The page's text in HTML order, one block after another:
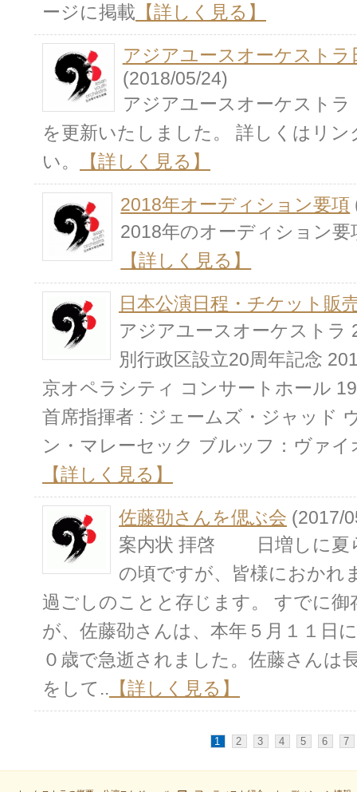
ージに掲載 【詳しく見る】
アジアユースオーケストラ
(2018/05/24)
アジアユースオーケストラ
を更新いたしました。 詳しくはリ
い。
【詳しく見る】
2018年オーディション要項
2018年のオーディション
【詳しく見る】
日本公演日程・チケット販
アジアユースオーケストラ
別行政区設立20周年記念
京オペラシティ コンサートホール
首席指揮者 : ジェームズ・ジャッド
ン・マレーセック ブルッフ：ヴァイ
【詳しく見る】
佐藤劭さんを偲ぶ会 (2017/
案内状 拝啓 日増しに夏
の頃ですが、皆様におかれ
過ごしのことと存じます。 すでに御
が、佐藤劭さんは、本年５月１１日
０歳で急逝されました。佐藤さんは
をして.. 【詳しく見る】
1 2 3 4 5 6 7